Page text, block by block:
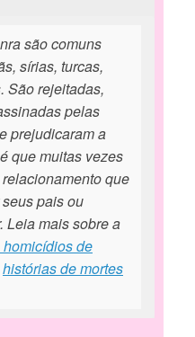
são comuns
sírias, turcas,
São rejeitadas,
pelas
prejudicaram a
que muitas vezes
que
pais ou
Leia mais sobre a
de
histórias de mortes